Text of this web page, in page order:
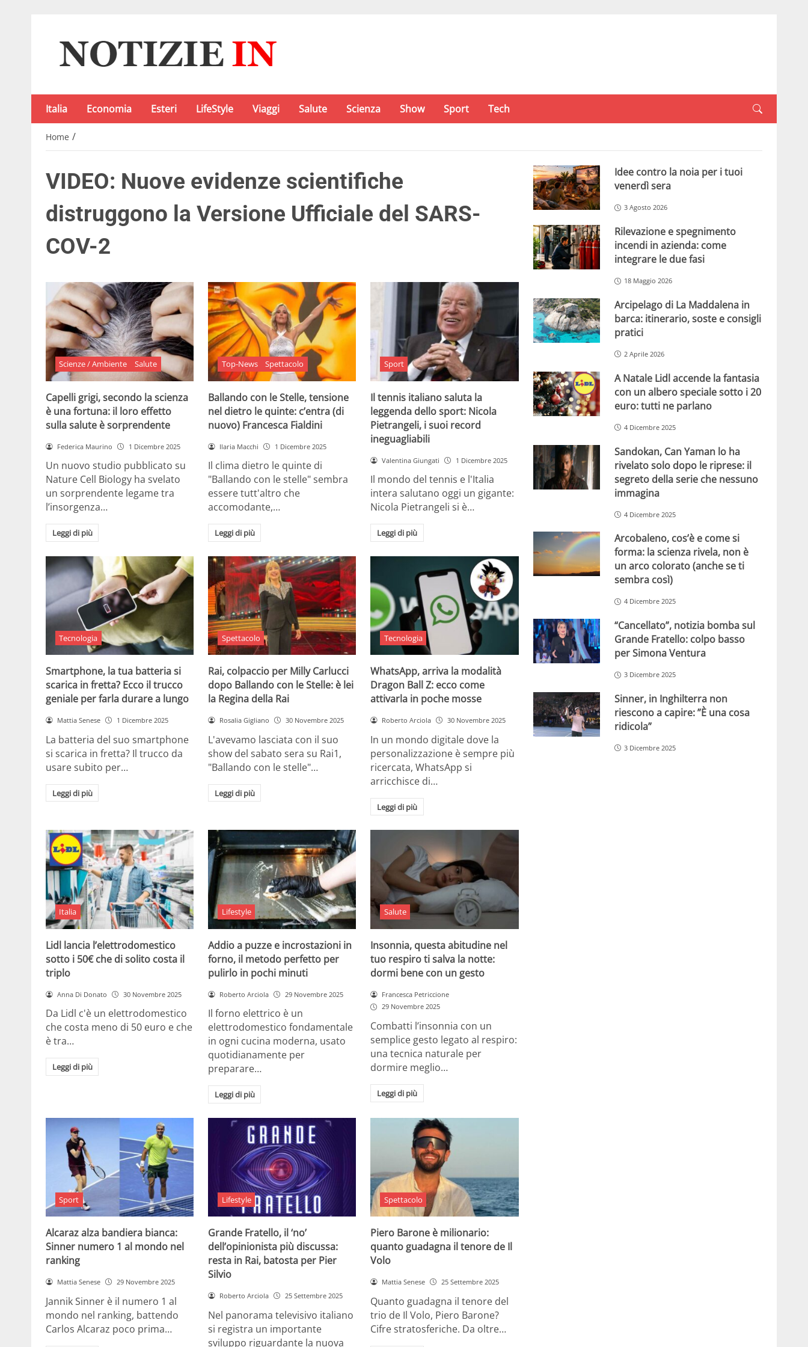
Italia Economia Esteri LifeStyle Viaggi Salute Scienza Show Sport Tech
Home /
VIDEO: Nuove evidenze scientifiche
distruggono la Versione Ufficiale del SARS-
COV-2
Scienze / Ambiente Salute
Capelli grigi, secondo la scienza
è una fortuna: il loro effetto
sulla salute è sorprendente
Federica Maurino 1 Dicembre 2025
Un nuovo studio pubblicato su
Nature Cell Biology ha svelato
un sorprendente legame tra
l’insorgenza…
Leggi di più
Top-News Spettacolo
Ballando con le Stelle, tensione
nel dietro le quinte: c’entra (di
nuovo) Francesca Fialdini
Ilaria Macchi 1 Dicembre 2025
Il clima dietro le quinte di
"Ballando con le stelle" sembra
essere tutt'altro che
accomodante,…
Leggi di più
Sport
Il tennis italiano saluta la
leggenda dello sport: Nicola
Pietrangeli, i suoi record
ineguagliabili
Valentina Giungati 1 Dicembre 2025
Il mondo del tennis e l'Italia
intera salutano oggi un gigante:
Nicola Pietrangeli si è…
Leggi di più
Tecnologia
Smartphone, la tua batteria si
scarica in fretta? Ecco il trucco
geniale per farla durare a lungo
Mattia Senese 1 Dicembre 2025
La batteria del suo smartphone
si scarica in fretta? Il trucco da
usare subito per…
Leggi di più
Spettacolo
Rai, colpaccio per Milly Carlucci
dopo Ballando con le Stelle: è lei
la Regina della Rai
Rosalia Gigliano 30 Novembre 2025
L'avevamo lasciata con il suo
show del sabato sera su Rai1,
"Ballando con le stelle"…
Leggi di più
Tecnologia
WhatsApp, arriva la modalità
Dragon Ball Z: ecco come
attivarla in poche mosse
Roberto Arciola 30 Novembre 2025
In un mondo digitale dove la
personalizzazione è sempre più
ricercata, WhatsApp si
arricchisce di…
Leggi di più
Italia
Lidl lancia l’elettrodomestico
sotto i 50€ che di solito costa il
triplo
Anna Di Donato 30 Novembre 2025
Da Lidl c'è un elettrodomestico
che costa meno di 50 euro e che
è tra…
Leggi di più
Lifestyle
Addio a puzze e incrostazioni in
forno, il metodo perfetto per
pulirlo in pochi minuti
Roberto Arciola 29 Novembre 2025
Il forno elettrico è un
elettrodomestico fondamentale
in ogni cucina moderna, usato
quotidianamente per
preparare…
Leggi di più
Salute
Insonnia, questa abitudine nel
tuo respiro ti salva la notte:
dormi bene con un gesto
Francesca Petriccione
29 Novembre 2025
Combatti l’insonnia con un
semplice gesto legato al respiro:
una tecnica naturale per
dormire meglio…
Leggi di più
Sport
Alcaraz alza bandiera bianca:
Sinner numero 1 al mondo nel
ranking
Mattia Senese 29 Novembre 2025
Jannik Sinner è il numero 1 al
mondo nel ranking, battendo
Carlos Alcaraz poco prima…
Lifestyle
Grande Fratello, il ‘no’
dell’opinionista più discussa:
resta in Rai, batosta per Pier
Silvio
Roberto Arciola 25 Settembre 2025
Nel panorama televisivo italiano
si registra un importante
sviluppo riguardante la nuova
Spettacolo
Piero Barone è milionario:
quanto guadagna il tenore de Il
Volo
Mattia Senese 25 Settembre 2025
Quanto guadagna il tenore del
trio de Il Volo, Piero Barone?
Cifre stratosferiche. Da oltre…
Idee contro la noia per i tuoi
venerdì sera
3 Agosto 2026
Rilevazione e spegnimento
incendi in azienda: come
integrare le due fasi
18 Maggio 2026
Arcipelago di La Maddalena in
barca: itinerario, soste e consigli
pratici
2 Aprile 2026
A Natale Lidl accende la fantasia
con un albero speciale sotto i 20
euro: tutti ne parlano
4 Dicembre 2025
Sandokan, Can Yaman lo ha
rivelato solo dopo le riprese: il
segreto della serie che nessuno
immagina
4 Dicembre 2025
Arcobaleno, cos’è e come si
forma: la scienza rivela, non è
un arco colorato (anche se ti
sembra così)
4 Dicembre 2025
“Cancellato”, notizia bomba sul
Grande Fratello: colpo basso
per Simona Ventura
3 Dicembre 2025
Sinner, in Inghilterra non
riescono a capire: ”È una cosa
ridicola”
3 Dicembre 2025